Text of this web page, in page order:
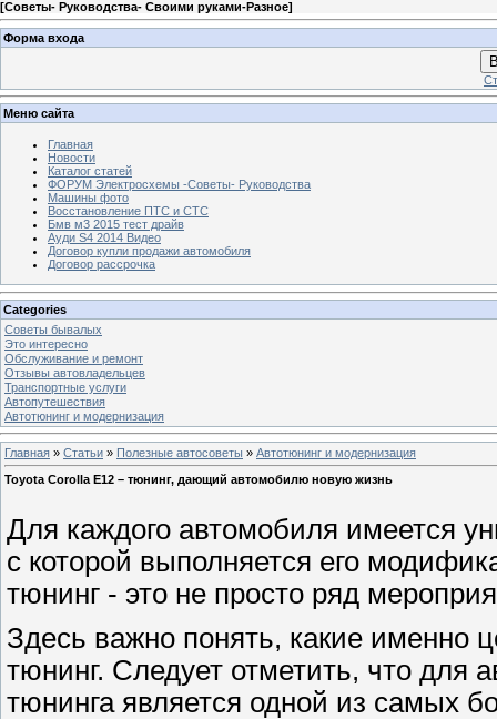
[Советы- Руководства- Своими руками-Разное]
Форма входа
Меню сайта
Главная
Новости
Каталог статей
ФОРУМ Электросхемы -Советы- Руководства
Машины фото
Восстановление ПТС и СТС
Бмв м3 2015 тест драйв
Ауди S4 2014 Видео
Договор купли продажи автомобиля
Договор рассрочка
Categories
Советы бывалых
Это интересно
Обслуживание и ремонт
Отзывы автовладельцев
Транспортные услуги
Автопутешествия
Автотюнинг и модернизация
Главная » Статьи » Полезные автосоветы » Автотюнинг и модернизация
Toyota Corolla Е12 – тюнинг, дающий автомобилю новую жизнь
Для каждого автомобиля имеется
с которой выполняется его
тюнинг - это не просто ряд
Здесь важно понять, какие именно
тюнинг. Следует отметить, что для
тюнинга является одной из самых